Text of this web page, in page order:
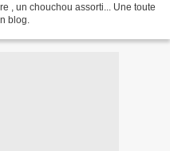
, un chouchou assorti... Une toute
blog.